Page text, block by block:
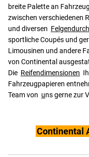
breite Palette an
zwischen verschiedenen
und diversen
sportliche Coupés und
Limousinen und andere
von Continental
Die Reifendimensionen
Fahrzeugpapieren
Team von uns gerne zur
Continental